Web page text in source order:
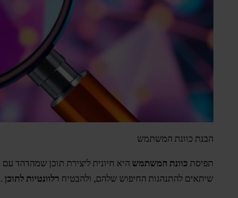
הבנת כוונת המשתמש
תפיסת כוונת המשתמש היא חיונית ליצירת תוכן שמהדהד
שיתאים להתנהגות החיפוש שלהם, ולהבטיח רלוונטיות לתוכן .